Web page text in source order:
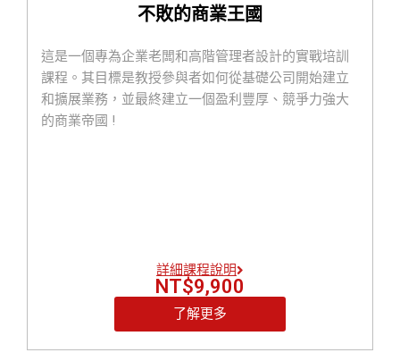
不敗的商業王國
這是一個專為企業老闆和高階管理者設計的實戰培訓
課程。其目標是教授參與者如何從基礎公司開始建立
和擴展業務，並最終建立一個盈利豐厚、競爭力強大
的商業帝國 !
詳細課程說明
NT$9,900
了解更多